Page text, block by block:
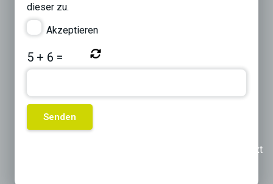
dieser zu.
Akzeptieren
5 + 6 =
Next